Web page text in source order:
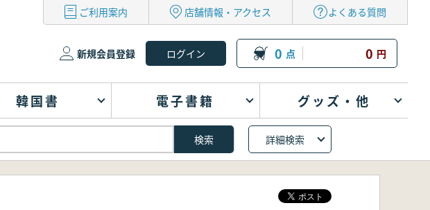
ご利用案内 店舗情報・アクセス よくある質問
新規会員登録 0 点 0 円
韓国書 電子書籍 グッズ・他
詳細検索